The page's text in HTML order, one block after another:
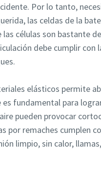
Por lo tanto,
las celdas de la
células son bastante
debe cumplir
elásticos permite
es fundamental para
pueden provocar
por remaches cumplen
limpio, sin calor,